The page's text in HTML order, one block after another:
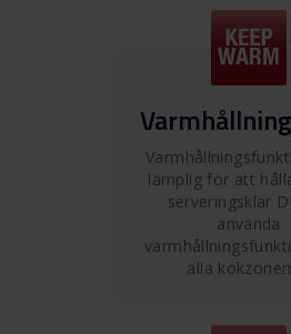
lämplig för att
serveringsklar
använda
alla